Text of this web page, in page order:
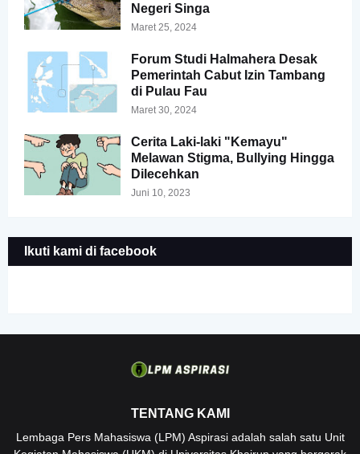
Negeri Singa
Maret 25, 2024
Forum Studi Halmahera Desak
Pemerintah Cabut Izin Tambang
di Pulau Fau
Maret 30, 2024
Cerita Laki-laki "Kemayu"
Melawan Stigma, Bullying Hingga
Dilecehkan
Juni 10, 2023
Ikuti kami di facebook
TENTANG KAMI
Lembaga Pers Mahasiswa (LPM) Aspirasi adalah salah satu Unit